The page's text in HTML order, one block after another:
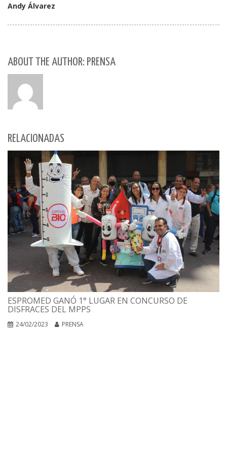
Andy Álvarez
ABOUT THE AUTHOR: PRENSA
RELACIONADAS
ESPROMED GANÓ 1° LUGAR EN CONCURSO DE
DISFRACES DEL MPPS
24/02/2023 PRENSA